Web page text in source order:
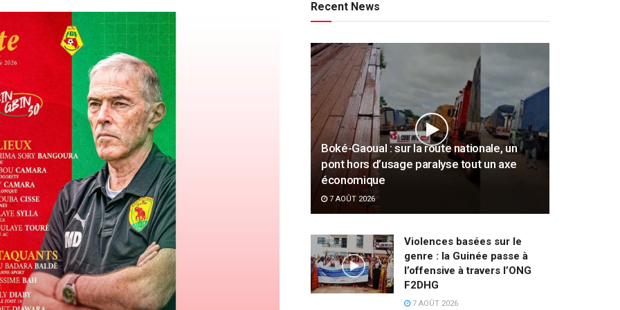
Recent News
Boké-Gaoual : sur la route nationale, un
pont hors d’usage paralyse tout un axe
économique
7 AOÛT 2026
Violences basées sur le
genre : la Guinée passe à
l’offensive à travers l’ONG
F2DHG
7 AOÛT 2026